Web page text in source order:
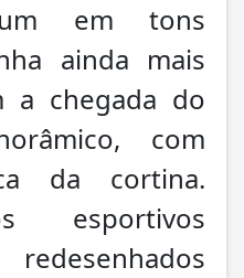
em tons
ainda mais
a chegada do
com
da cortina.
esportivos